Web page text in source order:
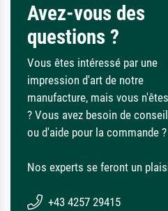
Avez-vous des
questions ?
Vous êtes intéressé par une
impression d'art de notre
manufacture, mais vous
? Vous avez besoin de
ou d'aide pour la commande ?
Nos experts se feront un
+43 4257 29415